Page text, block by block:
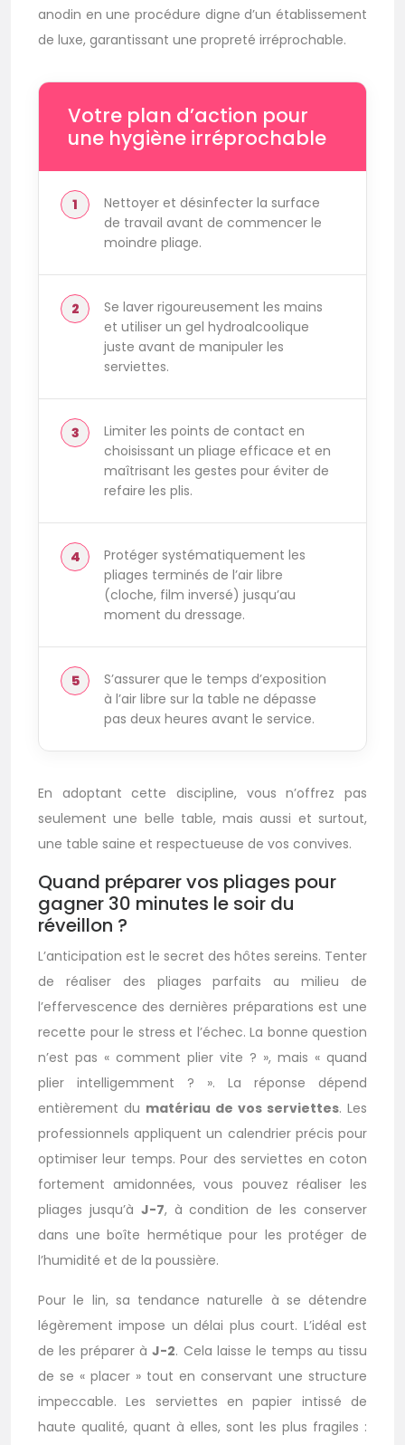
anodin en une procédure digne d’un établissement
de luxe, garantissant une propreté irréprochable.
Votre plan d’action pour
une hygiène irréprochable
Nettoyer et désinfecter la surface
de travail avant de commencer le
moindre pliage.
Se laver rigoureusement les mains
et utiliser un gel hydroalcoolique
juste avant de manipuler les
serviettes.
Limiter les points de contact en
choisissant un pliage efficace et en
maîtrisant les gestes pour éviter de
refaire les plis.
Protéger systématiquement les
pliages terminés de l’air libre
(cloche, film inversé) jusqu’au
moment du dressage.
S’assurer que le temps d’exposition
à l’air libre sur la table ne dépasse
pas deux heures avant le service.
En adoptant cette discipline, vous n’offrez pas
seulement une belle table, mais aussi et surtout,
une table saine et respectueuse de vos convives.
Quand préparer vos pliages pour
gagner 30 minutes le soir du
réveillon ?
L’anticipation est le secret des hôtes sereins. Tenter
de réaliser des pliages parfaits au milieu de
l’effervescence des dernières préparations est une
recette pour le stress et l’échec. La bonne question
n’est pas « comment plier vite ? », mais « quand
plier intelligemment ? ». La réponse dépend
entièrement du matériau de vos serviettes. Les
professionnels appliquent un calendrier précis pour
optimiser leur temps. Pour des serviettes en coton
fortement amidonnées, vous pouvez réaliser les
pliages jusqu’à J-7, à condition de les conserver
dans une boîte hermétique pour les protéger de
l’humidité et de la poussière.
Pour le lin, sa tendance naturelle à se détendre
légèrement impose un délai plus court. L’idéal est
de les préparer àJ-2. Cela laisse le temps au tissu
de se « placer » tout en conservant une structure
impeccable. Les serviettes en papier intissé de
haute qualité, quant à elles, sont les plus fragiles :